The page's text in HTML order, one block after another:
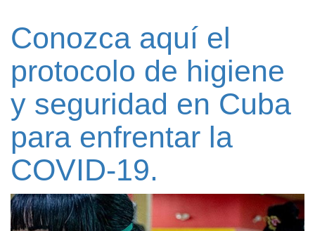
Conozca aquí el
protocolo de higiene
y seguridad en Cuba
para enfrentar la
COVID-19.